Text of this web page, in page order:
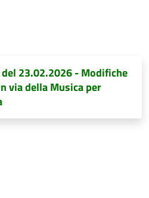
23.02.2026 - Modifiche
via della Musica per